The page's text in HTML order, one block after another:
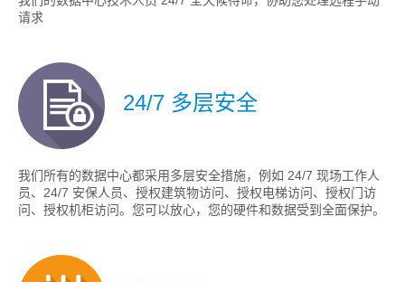
请求
24/7 多层安全
我们所有的数据中心都采用多层安全措施，例如 24/7 现场工作人
员、24/7 安保人员、授权建筑物访问、授权电梯访问、授权门访
问、授权机柜访问。您可以放心，您的硬件和数据受到全面保护。